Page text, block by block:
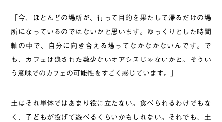
「今、ほとんどの場所が、行って目的を果たして帰るだけの場
所になっているのではないかと思います。ゆっくりとした時間
軸の中で、自分に向き合える場ってなかなかないんです。で
も、カフェは残された数少ないオアシスじゃないかと。そうい
う意味でのカフェの可能性をすごく感じています。」
土はそれ単体ではあまり役に立たない。食べられるわけでもな
く、子どもが投げて遊べるくらいかもしれない。それでも、土